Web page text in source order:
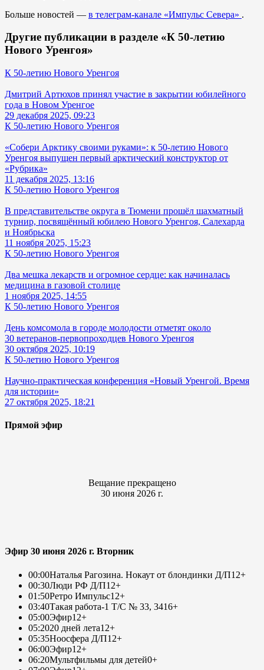
Больше новостей — в телеграм-канале «Импульс Севера» .
Другие публикации в разделе «К 50-летию
Нового Уренгоя»
К 50-летию Нового Уренгоя
Дмитрий Артюхов принял участие в закрытии юбилейного
года в Новом Уренгое
29 декабря 2025, 09:23
К 50-летию Нового Уренгоя
«Собери Арктику своими руками»: к 50-летию Нового
Уренгоя выпущен первый арктический конструктор от
«Рубрика»
11 декабря 2025, 13:16
К 50-летию Нового Уренгоя
В представительстве округа в Тюмени прошёл шахматный
турнир, посвящённый юбилею Нового Уренгоя, Салехарда
и Ноябрьска
11 ноября 2025, 15:23
К 50-летию Нового Уренгоя
Два мешка лекарств и огромное сердце: как начиналась
медицина в газовой столице
1 ноября 2025, 14:55
К 50-летию Нового Уренгоя
День комсомола в городе молодости отметят около
30 ветеранов-первопроходцев Нового Уренгоя
30 октября 2025, 10:19
К 50-летию Нового Уренгоя
Научно-практическая конференция «Новый Уренгой. Время
для истории»
27 октября 2025, 18:21
Прямой эфир
Вещание прекращено
30 июня 2026 г.
Эфир 30 июня 2026 г. Вторник
00:00Наталья Рагозина. Нокаут от блондинки Д/П12+
00:30Люди РФ Д/П12+
01:50Ретро Импульс12+
03:40Такая работа-1 Т/С № 33, 3416+
05:00Эфир12+
05:2020 дней лета12+
05:35Ноосфера Д/П12+
06:00Эфир12+
06:20Мультфильмы для детей0+